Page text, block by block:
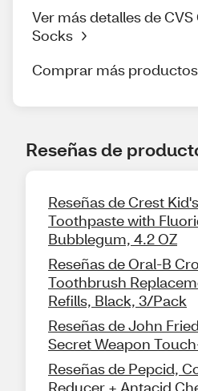
Ver más detalles de
Socks
Comprar más
Reseñas de
Reseñas de Crest
Toothpaste with
Bubblegum, 4.2 OZ
Reseñas de Oral-B
Toothbrush
Refills, Black, 3/Pack
Reseñas de John
Secret Weapon
Reseñas de Pepcid,
Reducer + Antacid